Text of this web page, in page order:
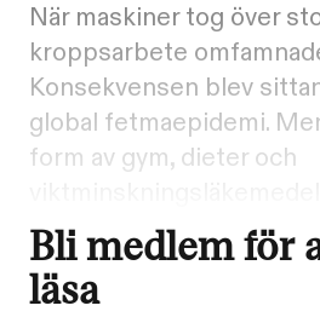
När maskiner tog över
kroppsarbete
Konsekvensen blev
global fetmaepidemi.
form av gym, dieter och
Bli medlem för
läsa